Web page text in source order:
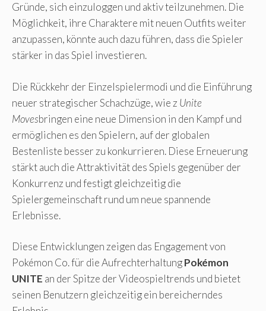
Gründe, sich einzuloggen und aktiv teilzunehmen. Die
Möglichkeit, ihre Charaktere mit neuen Outfits weiter
anzupassen, könnte auch dazu führen, dass die Spieler
stärker in das Spiel investieren.
Die Rückkehr der Einzelspielermodi und die Einführung
neuer strategischer Schachzüge, wie z Unite
Movesbringen eine neue Dimension in den Kampf und
ermöglichen es den Spielern, auf der globalen
Bestenliste besser zu konkurrieren. Diese Erneuerung
stärkt auch die Attraktivität des Spiels gegenüber der
Konkurrenz und festigt gleichzeitig die
Spielergemeinschaft rund um neue spannende
Erlebnisse.
Diese Entwicklungen zeigen das Engagement von
Pokémon Co. für die AufrechterhaltungPokémon
UNITE an der Spitze der Videospieltrends und bietet
seinen Benutzern gleichzeitig ein bereicherndes